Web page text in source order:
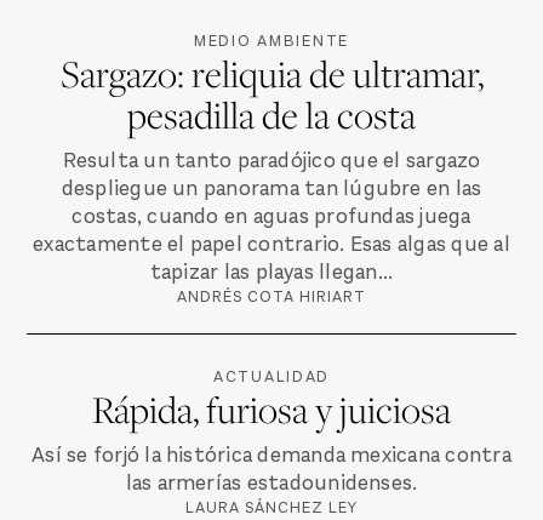
MEDIO AMBIENTE
Sargazo: reliquia de ultramar,
pesadilla de la costa
Resulta un tanto paradójico que el sargazo
despliegue un panorama tan lúgubre en las
costas, cuando en aguas profundas juega
exactamente el papel contrario. Esas algas que al
tapizar las playas llegan...
ANDRÉS COTA HIRIART
ACTUALIDAD
Rápida, furiosa y juiciosa
Así se forjó la histórica demanda mexicana contra
las armerías estadounidenses.
LAURA SÁNCHEZ LEY